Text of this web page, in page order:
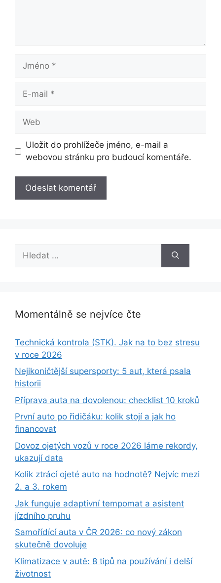
Jméno
Web
Uložit do prohlížeče jméno, e-mail a
webovou stránku pro budoucí komentáře.
Momentálně se nejvíce čte
Technická kontrola (STK). Jak na to bez stresu
v roce 2026
Nejikoničtější supersporty: 5 aut, která psala
historii
Příprava auta na dovolenou: checklist 10 kroků
První auto po řidičáku: kolik stojí a jak ho
financovat
Dovoz ojetých vozů v roce 2026 láme rekordy,
ukazují data
Kolik ztrácí ojeté auto na hodnotě? Nejvíc mezi
2. a 3. rokem
Jak funguje adaptivní tempomat a asistent
jízdního pruhu
Samořídící auta v ČR 2026: co nový zákon
skutečně dovoluje
Klimatizace v autě: 8 tipů na používání i delší
životnost